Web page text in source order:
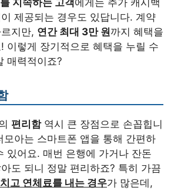
지속하는 고객에게는 추가 캐시백
제공되는 경우도 있답니다. 계약
지만, 연간 최대 3만 원까지 혜택을
이렇게 장기적으로 혜택을 누릴 수
매력적이죠?
편리함역시 큰 장점으로 손꼽힙니
모아는 스마트폰 앱을 통해 간편하
있어요. 매번 은행에 가거나 잔돈
도 되니 정말 편리하죠? 특히 가끔
고 연체료를 내는 경우가 많은데,